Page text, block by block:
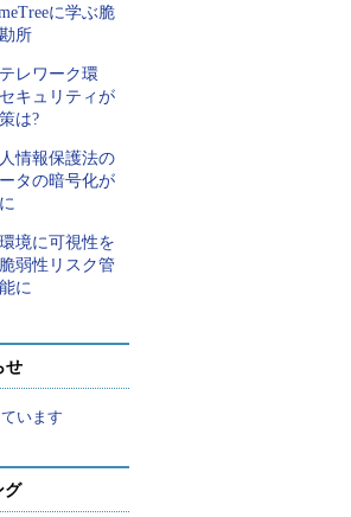
に学ぶ脆
所
レワーク環
キュリティが
は?
情報保護法の
タの暗号化が
境に可視性を
弱性リスク管
に
せ
います
グ